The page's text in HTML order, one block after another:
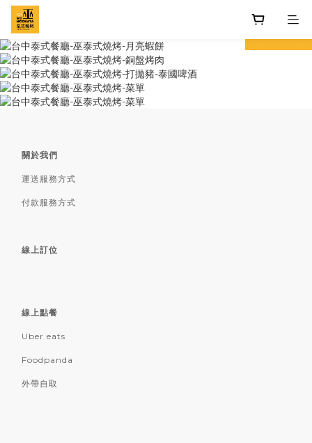
prev next
關於我們
運送服務方式
付款服務方式
線上訂位
線上點餐
Uber eats
Foodpanda
外帶自取